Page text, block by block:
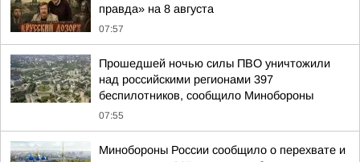
правда» на 8 августа
07:57
Прошедшей ночью силы ПВО уничтожили
над российскими регионами 397
беспилотников, сообщило Минобороны
07:55
Минобороны России сообщило о перехвате и